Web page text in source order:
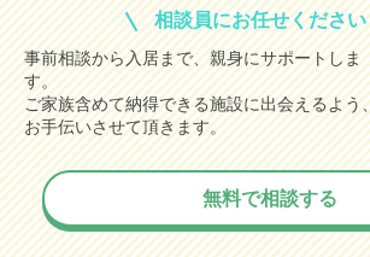
相談員にお任せくださ
事前相談から入居まで、親身にサポートしま
す。
ご家族含めて納得できる施設に出会えるよう
お手伝いさせて頂きます。
無料で相談する